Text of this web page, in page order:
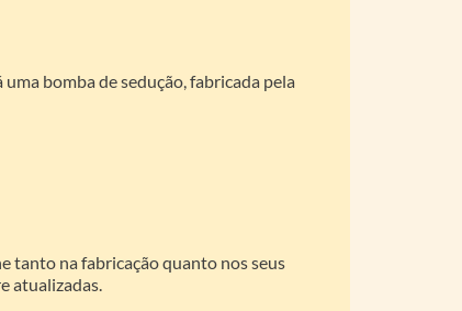
bomba de sedução, fabricada pela
tanto na fabricação quanto nos seus
atualizadas.